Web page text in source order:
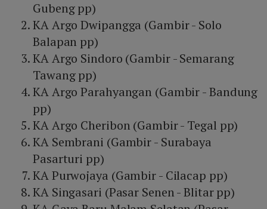
Gubeng pp)
KA Argo Dwipangga (Gambir - Solo
Balapan pp)
KA Argo Sindoro (Gambir - Semarang
Tawang pp)
KA Argo Parahyangan (Gambir - Bandung
pp)
KA Argo Cheribon (Gambir - Tegal pp)
KA Sembrani (Gambir - Surabaya
Pasarturi pp)
KA Purwojaya (Gambir - Cilacap pp)
KA Singasari (Pasar Senen - Blitar pp)